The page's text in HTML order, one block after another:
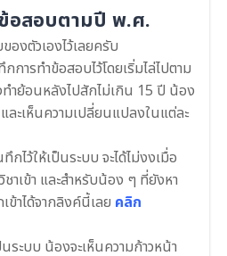
อสอบตามปี พ.ศ.
องตัวเองไว้เลยครับ
การทำข้อสอบไว้โดยเริ่มไล่ไปตาม
ำย้อนหลังไปสักไม่เกิน 15 ปี น้อง
ละเห็นความเปลี่ยนแปลงในแต่ละ
ว้ให้เป็นระบบ จะได้ไม่งงเมื่อ
าเข้า และสำหรับน้อง ๆ ที่ยังหา
ข้าได้จากลิงค์นี้เลย คลิก
ระบบ น้องจะเห็นความก้าวหน้า